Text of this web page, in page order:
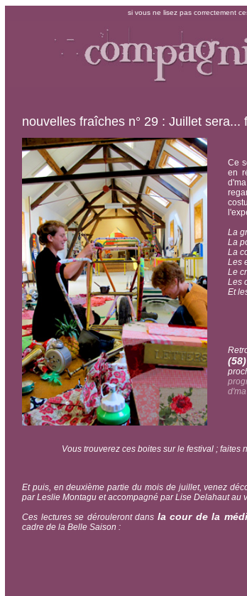
si vous ne lisez pas correctement
nouvelles fraîches n° 29 : Juillet sera...
Ce
en
La
La
La
Les
Le
Les
Et
Vous trouverez ces boites sur le festival ; faites
Et puis, en deuxième partie du mois de juillet, venez
par Leslie Montagu et accompagné par Lise Delahaut au
Ces lectures se dérouleront dans la cour de la
cadre de la Belle Saison :